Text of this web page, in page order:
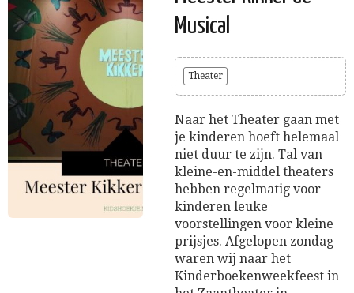
Musical
Theater
Naar het Theater gaan met
je kinderen hoeft helemaal
niet duur te zijn. Tal van
kleine-en-middel theaters
hebben regelmatig voor
kinderen leuke
voorstellingen voor kleine
prijsjes. Afgelopen zondag
waren wij naar het
Kinderboekenweekfeest in